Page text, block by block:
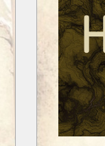
sont tout
ayant
son
instables
temps
Bien que
une «